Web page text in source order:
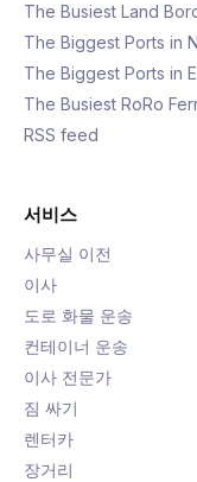
The Busiest Land
The Biggest Ports in
The Biggest Ports in
The Busiest RoRo
RSS feed
서비스
사무실 이전
이사
도로 화물 운송
컨테이너 운송
이사 전문가
짐 싸기
렌터카
장거리